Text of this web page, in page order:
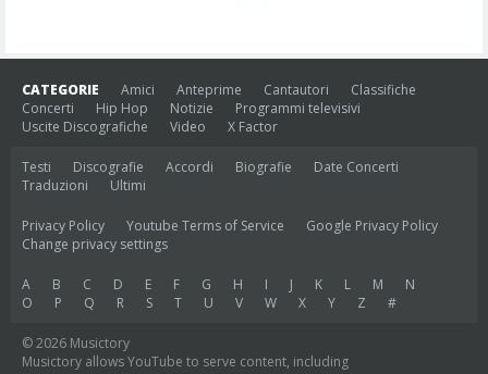
CATEGORIE Amici Anteprime Cantautori
Classifiche
Concerti
Hip Hop Notizie
Programmi televisivi
Uscite Discografiche
Video X Factor
Testi Discografie Accordi Biografie
Date Concerti
Traduzioni
Ultimi
Privacy Policy Youtube Terms of Service
Google Privacy Policy
Change privacy settings
A B C D E F G H I J K L M
N
O
P Q R S T U V W X Y Z #
© 2026 Musictory
Musictory allows YouTube to serve content, including